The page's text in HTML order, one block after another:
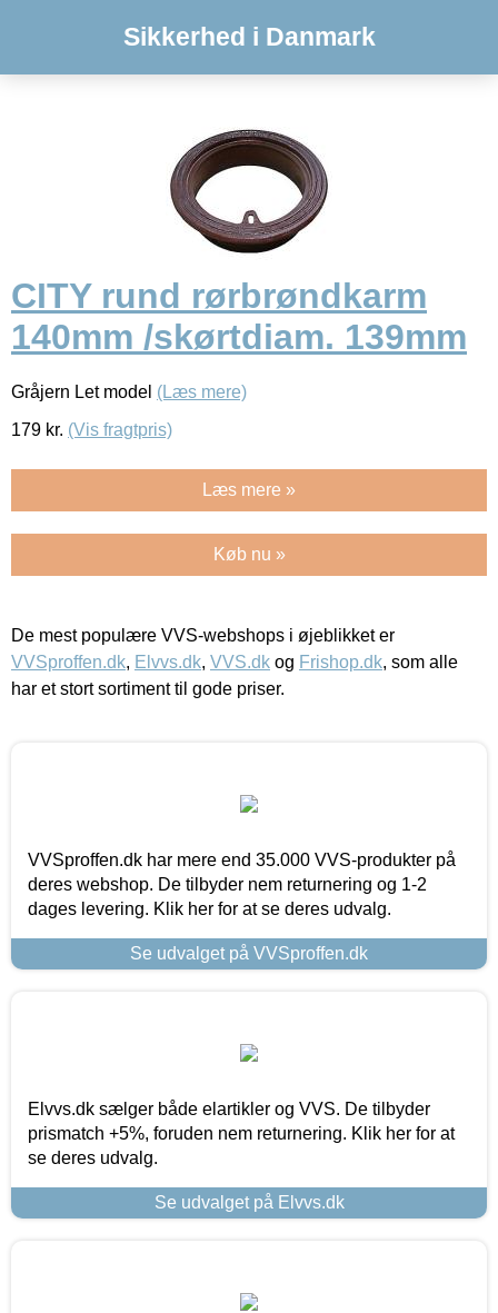
Sikkerhed i Danmark
CITY rund rørbrøndkarm
140mm /skørtdiam. 139mm
Gråjern Let model (Læs mere)
179 kr. (Vis fragtpris)
Læs mere »
Køb nu »
De mest populære VVS-webshops i øjeblikket er
VVSproffen.dk, Elvvs.dk, VVS.dk og Frishop.dk, som alle
har et stort sortiment til gode priser.
VVSproffen.dk har mere end 35.000 VVS-produkter på
deres webshop. De tilbyder nem returnering og 1-2
dages levering. Klik her for at se deres udvalg.
Se udvalget på VVSproffen.dk
Elvvs.dk sælger både elartikler og VVS. De tilbyder
prismatch +5%, foruden nem returnering. Klik her for at
se deres udvalg.
Se udvalget på Elvvs.dk